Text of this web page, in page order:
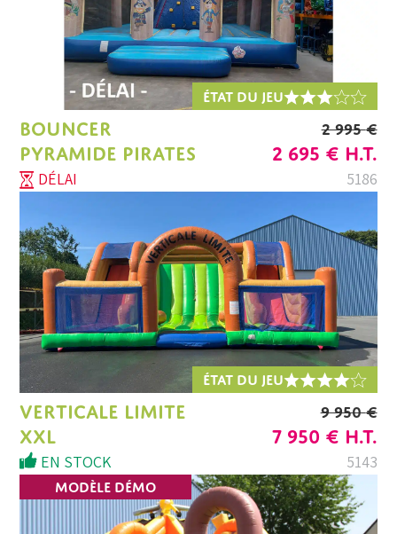
ÉTAT DU JEU
BOUNCER
PYRAMIDE PIRATES
2 995€
LE
ÉTAIT :
2
995 €.
2 695 €LE
PRIX
EST :
2
695 €.
H.T.
DÉLAI 5186
ÉTAT DU JEU
VERTICALE LIMITE
XXL
9 950€
LE
INITIAL
ÉTAIT :
7 950 €LE
PRIX
EST :
H.T.
EN STOCK 5143
MODÈLE DÉMO